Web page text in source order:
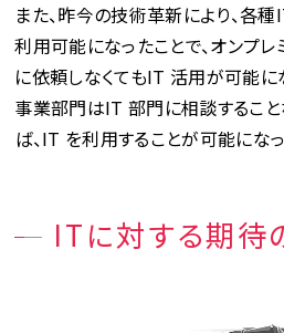
また、昨今の技術革新により、各
利用可能になったことで、オンプ
に依頼しなくてもIT 活用が可能に
事業部門はIT 部門に相談すること
ば、IT を利用することが可能にな
ITに対する期待